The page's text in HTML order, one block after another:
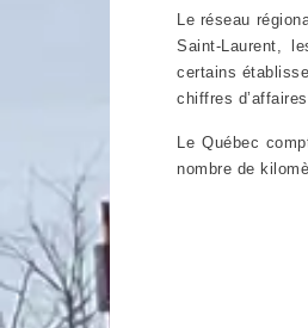
Le réseau
Saint-Laurent,
certains
chiffres d’affaires.
Le Québec
nombre de